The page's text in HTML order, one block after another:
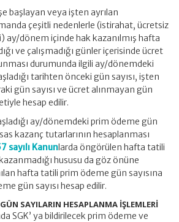
başlayan veya işten ayrılan
çeşitli nedenlerle (istirahat, ücretsiz
ay/dönem içinde hak kazanılmış hafta
ve çalışmadığı günler içerisinde ücret
durumunda ilgili ay/dönemdeki
tarihten önceki gün sayısı, işten
gün sayısı ve ücret alınmayan gün
hesap edilir.
ay/dönemdeki prim ödeme gün
kazanç tutarlarının hesaplanması
sayılı Kanunlarda öngörülen hafta tatili
hususu da göz önüne
hafta tatili prim ödeme gün sayısına
gün sayısı hesap edilir.
SAYILARIN HESAPLANMA İŞLEMLERİ
SGK’ ya bildirilecek prim ödeme ve